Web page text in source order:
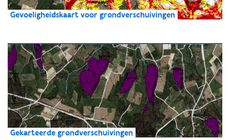
Gevoeligheidskaart voor grondverschuivingen
Gekarteerde grondverschuivingen